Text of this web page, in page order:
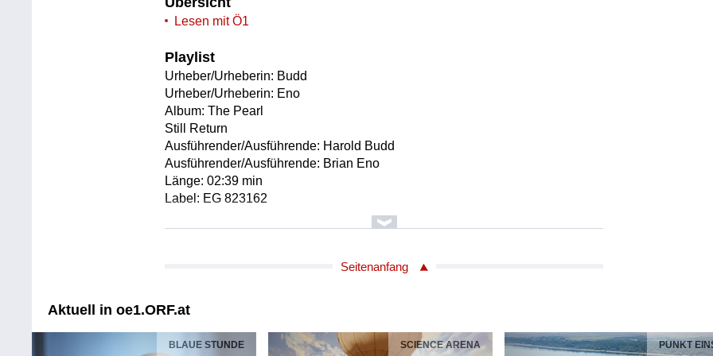
Lesen mit Ö1
Playlist
Urheber/Urheberin: Budd
Urheber/Urheberin: Eno
Album: The Pearl
Still Return
Ausführender/Ausführende: Harold Budd
Ausführender/Ausführende: Brian Eno
Länge: 02:39 min
Label: EG 823162
Urheber/Urheberin: Budd
Ausführender/Ausführende: Harold Budd
Länge: 06:48 min
Seitenanfang
Aktuell in oe1.ORF.at
BLAUE STUNDE SCIENCE ARENA PUNKT